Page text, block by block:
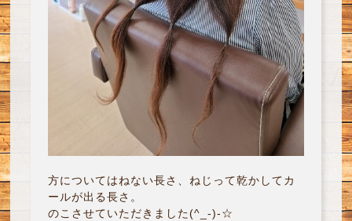
方についてはねない長さ、ねじって乾かしてカ
ールが出る長さ。
のこさせていただきました(^_-)-☆